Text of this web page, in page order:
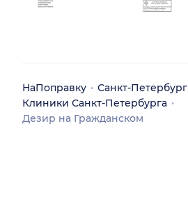
НаПоправку
Санкт-Петербург
Клиники Санкт-Петербурга
Дезир на Гражданском